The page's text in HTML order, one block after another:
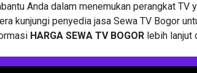
Anda dalam menemukan perangkat TV
kunjungi penyedia jasa Sewa TV Bogor
HARGA SEWA TV BOGOR lebih lanjut